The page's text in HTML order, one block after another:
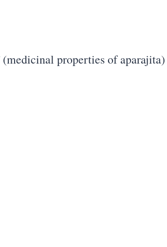
(medicinal properties of aparajita)